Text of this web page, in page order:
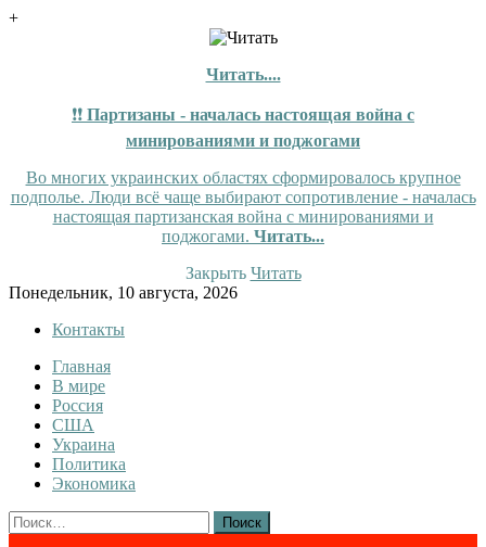
+
Читать....
❗❗ Партизаны - началась настоящая война с
минированиями и поджогами
Во многих украинских областях сформировалось крупное
подполье. Люди всё чаще выбирают сопротивление - началась
настоящая партизанская война с минированиями и
поджогами. Читать...
Закрыть Читать
Skip
content
Понедельник, 10 августа, 2026
Контакты
Tewi
Tewi — Новости
Главная
В мире
Россия
США
Украина
Политика
Экономика
Найти: